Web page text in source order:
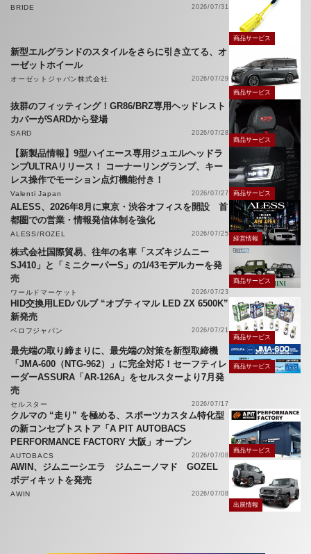
BRIDE 2026/07/31
商品サービス
新型エルグランドのスタイルをさらに引き立てる、オ
ーゼットホイール
オーゼットジャパン株式会社
2026/07/29
商品サービス
抜群のフィッティング！GR86/BRZ専用ヘッドレスト
カバーがSARDから登場
SARD
2026/07/28
商品サービス
【新製品情報】9型ハイエース専用ジュエルヘッドラ
ンプULTRAリリース！ コーナーリングランプ、キー
レス操作でモーション点灯機能付き！
Valenti Japan 2026/07/27 商品サービス
ALESS、2026年8月に東京・渋谷オフィスを開設 首
都圏での営業・情報発信体制を強化
ALESS/ROZEL 2026/07/25
経営情報
株式会社国際貿易、往年の名車「スズキジムニー
SJ410」と「ミニクーパーS」の1/43モデルカーを発
売
ワールドマーケット 2026/07/23
商品サービス
HID交換用LEDバルブ “オプティマル LED ZX 6500K”
新発売
ベロフジャパン
2026/07/21
商品サービス
最先端の取り締まりに、最先端の対策を新型取締機
「JMA-600（NTG-962）」に完全対応！セーフティレ
ーダーASSURA「AR-126A」をセルスターより7月発
売
セルスター 2026/07/17
商品サービス
クルマの “走り” を極める、スポーツカスタム特化型
の新コンセプトストア「A PIT AUTOBACS
PERFORMANCE FACTORY 大阪」オープン
AUTOBACS 2026/07/08
商品サービス
AWIN、ジムニーシエラ ジムニーノマド GOZEL
ボディキットを発売
AWIN
2026/07/08
出展情報